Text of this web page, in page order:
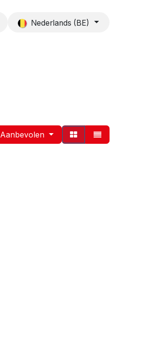
Nederlands (BE)
Aanbevolen